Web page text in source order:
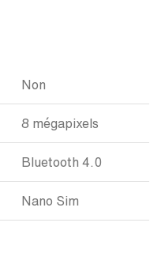
Non
8 mégapixels
Bluetooth 4.0
Nano Sim